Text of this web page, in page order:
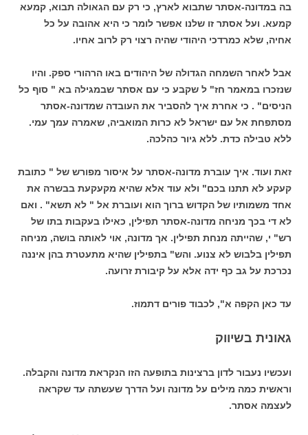
בה במדונה-אסתר שתבוא לארץ, כי רק עם הגאולה תבוא, קמעא
קמעא. ועל אסתר זו שלנו אפשר לומר כי היא אהובה על כל
אחיה, שלא כמרדכי היהודי שהיה רצוי רק לרוב אחיו.
אבל לאחר השמחה הגדולה של היהודים באו הרהורי ספק. והיו
שנזכרו במאמר חז" ל שקבע כי עם אסתר שבמגילה בא " סוף כל
הניסים" . כי אחרת איך להסביר את העובדה שמדונה-אסתר
מסתפחת אל עם ישראל לא כרות המואביה, שאמרה עמך עמי.
ללא טבילה כדת. ללא גיור כהלכה.
זאת ועוד. איך עוברת מדונה-אסתר על איסור מפורש של " כתובת
קעקע לא תתנו בכם" ולא עוד אלא שהיא מקעקעת בבשרה את
אחד משמותיו של הקדוש ברוך הוא ועוברת אל " לא תשא" . ואם
לא די בכך מניחה מדונה-אסתר תפילין, כאילו בעקבות בתו של
רש" י, שהייתה מנחת תפילין. אך מדונה, אוי לאותה בושה, מניחה
תפילין בלבוש לא צנוע. והש" בתפילין שהיא מתעטרת בהן איננה
נכרכת על גב כף ידה אלא על קיבורת זרועה.
עד כאן הקפה א", לכבוד פורים דתמוז.
גאונית בשיווק
ועכשיו נעבור לדון ברצינות בתופעה הזו הנקראת מדונה והקבלה.
וראשית כמה מילים על מדונה ועל הדרך שעשתה עד שקראה
לעצמה אסתר.